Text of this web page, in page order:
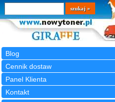
Blog
Cennik dostaw
Panel Klienta
Kontakt
Wyszukiwarka
szukaj